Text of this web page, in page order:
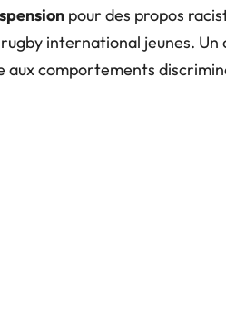
pour des propos
international jeunes.
aux comportements